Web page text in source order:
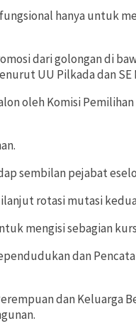
hanya untuk
dari golongan di
UU Pilkada dan SE
oleh Komisi
sembilan pejabat
rotasi mutasi
mengisi sebagian
dan
dan Keluarga